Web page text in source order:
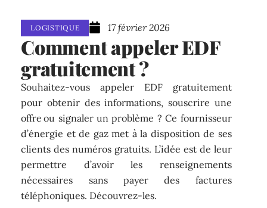
LOGISTIQUE 17 février 2026
Comment appeler EDF
gratuitement ?
Souhaitez-vous appeler EDF gratuitement
pour obtenir des informations, souscrire une
offre ou signaler un problème ? Ce fournisseur
d’énergie et de gaz met à la disposition de ses
clients des numéros gratuits. L’idée est de leur
permettre d’avoir les renseignements
nécessaires sans payer des factures
téléphoniques. Découvrez-les.